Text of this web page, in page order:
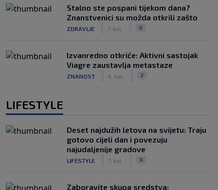
Stalno ste pospani tijekom dana?
Znanstvenici su možda otkrili zašto
ZDRAVLJE 7. kol. 0
Izvanredno otkriće: Aktivni sastojak
Viagre zaustavlja metastaze
ZNANOST 6. kol. 2
LIFESTYLE
Deset najdužih letova na svijetu: Traju
gotovo cijeli dan i povezuju
najudaljenije gradove
LIFESTYLE 7. kol. 0
Zaboravite skupa sredstva: